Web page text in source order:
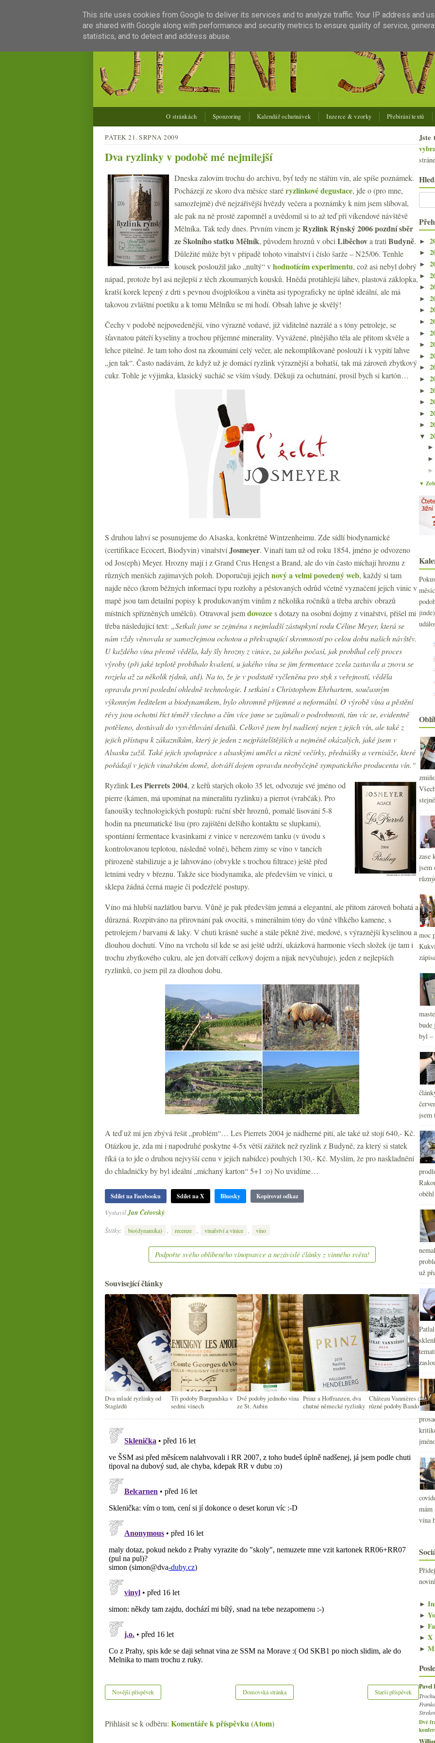
O stránkách Sponzoring Kalendář ochutnávek Inzerce & vzorky Přebírání textů
PÁTEK 21. SRPNA 2009
Dva ryzlinky v podobě mé nejmilejší
Dneska zalovím trochu do archivu, byť tedy ne stářím vín, ale spíše poznámek.
Pocházejí ze skoro dva měsíce staréryzlinkové degustace, jde o (pro mne,
samozřejmě) dvě nejzářivější hvězdy večera a poznámky k nim jsem sliboval,
ale pak na ně prostě zapomněl a uvědomil si to až teď při víkendové návštěvě
Mělníka. Tak tedy dnes. Prvním vínem jeRyzlink Rýnský 2006 pozdní sběr
ze Školního statku Mělník, původem hroznů v obci Liběchova trati Budyně.
Důležité může být v případě tohoto vinařství i číslo šarže – N25/06. Tenhle
kousek posloužil jako „nultý“ vhodnotícím experimentu, což asi nebyl dobrý
nápad, protože byl asi nejlepší z těch zkoumaných kousků. Hnědá protáhlejší láhev, plastová záklopka,
kratší korek lepený z drti s pevnou dvojploškou a viněta asi typograficky ne úplně ideální, ale má
takovou zvláštní poetiku a k tomu Mělníku se mi hodí. Obsah lahve je skvělý!
Čechy v podobě nejpovedenější, víno výrazně voňavé, již viditelně nazrálé a s tóny petroleje, se
šťavnatou páteří kyseliny a trochou příjemné minerality. Vyvážené, plnějšího těla ale přitom skvěle a
lehce pitelné. Je tam toho dost na zkoumání celý večer, ale nekomplikovaně poslouží i k vypití lahve
„jen tak“. Často nadávám, že když už je domácí ryzlink výraznější a bohatší, tak má zároveň zbytkový
cukr. Tohle je výjimka, klasický sucháč se vším všudy. Děkuji za ochutnání, prosil bych si kartón…
S druhou lahví se posunujeme do Alsaska, konkrétně Wintzenheimu. Zde sídlí biodynamické
(certifikace Ecocert, Biodyvin) vinařstvíJosmeyer. Vinaří tam už od roku 1854, jméno je odvozeno
od Jos(eph) Meyer. Hrozny mají i z Grand Crus Hengst a Brand, ale do vín často míchají hroznu z
různých menších zajímavých poloh. Doporučuji jejich nový a velmi povedený web, každý si tam
najde něco (krom běžných informací typu rozlohy a pěstovaných odrůd včetně vyznačení jejich vinic v
mapě jsou tam detailní popisy k produkovaným vínům z několika ročníků a třeba archiv obrazů
místních spřízněných umělců). Otravoval jsemdovozces dotazy na osobní dojmy z vinařství, přišel mi
třeba následující text: „Setkali jsme se zejména s nejmladší zástupkyní rodu Céline Meyer, která se
nám vždy věnovala se samozřejmou ochotou a překvapující skromností po celou dobu našich návštěv.
U každého vína přesně věděla, kdy šly hrozny z vinice, za jakého počasí, jak probíhal celý proces
výroby (při jaké teplotě probíhalo kvašení, u jakého vína se jim fermentace zcela zastavila a znovu se
rozjela až za několik týdnů, atd). Na to, že je v podstatě vyčleněna pro styk s veřejností, věděla
opravdu první poslední ohledně technologie. I setkání s Christophem Ehrhartem, současným
výkonným ředitelem a biodynamikem, bylo ohromně příjemné a neformální. O výrobě vína a pěstění
révy jsou ochotni říct téměř všechno a čím více jsme se zajímali o podrobnosti, tím víc se, evidentně
potěšeno, dostávali do vysvětlování detailů. Celkově jsem byl nadšený nejen z jejich vín, ale také z
jejich přístupu k zákazníkům, který je jeden z nejpřátelštějších a nejméně okázalých, jaké jsem v
Alsasku zažil. Také jejich spolupráce s alsaskými umělci a různé večírky, přednášky a vernisáže, které
pořádají v jejich vinařském domě, dotváří dojem opravdu neobyčejně sympatického producenta vín.“
RyzlinkLes Pierrets 2004, z keřů starých okolo 35 let, odvozuje své jméno od
pierre (kámen, má upomínat na mineralitu ryzlinku) a pierrot (vrabčák). Pro
fanoušky technologických postupů: ruční sběr hroznů, pomalé lisování 5-8
hodin na pneumatické lisu (pro zajištění delšího kontaktu se slupkami),
spontánní fermentace kvasinkami z vinice v nerezovém tanku (v úvodu s
kontrolovanou teplotou, následně volně), během zimy se víno v tancích
přirozeně stabilizuje a je lahvováno (obvykle s trochou filtrace) ještě před
letními vedry v březnu. Takže sice biodynamika, ale především ve vinici, u
sklepa žádná černá magie či podezřelé postupy.
Víno má hlubší nazlátlou barvu. Vůně je pak především jemná a elegantní, ale přitom zároveň bohatá a
důrazná. Rozpitváno na přirovnání pak ovocitá, s minerálním tóny do vůně vlhkého kamene, s
petrolejem / barvami & laky. V chuti krásně suché a stále pěkně živé, medové, s výraznější kyselinou a
dlouhou dochutí. Víno na vrcholu sil kde se asi ještě udrží, ukázková harmonie všech složek (je tam i
trochu zbytkového cukru, ale jen dotváří celkový dojem a nijak nevyčuhuje), jeden z nejlepších
ryzlinků, co jsem pil za dlouhou dobu.
A teď už mi jen zbývá řešit „problém“… Les Pierrets 2004 je nádherné pití, ale také už stojí 640,- Kč.
Otázkou je, zda mi i napodruhé poskytne 4-5x větší zážitek než ryzlink z Budyně, za který si statek
říká (a to jde o druhou nejvyšší cenu v jejich nabídce) pouhých 130,- Kč. Myslím, že pro naskladnění
do chladničky by byl ideální „míchaný karton“ 5+1 :o) No uvidíme…
Sdílet na Facebooku Sdílet na X Bluesky Kopírovat odkaz
VystavilJan Čeřovský
Štítky:
bio(dynamika) recenze vinařství a vinice víno
Podpořte svého oblíbeného vínopsavce a nezávislé články z vinného světa!
Související články
Dva mladé ryzlinky od
Stagårdů
Tři podoby Burgundska v
sedmi vínech
Dvě podoby jednoho vína
ze St. Aubin
Prinz a Hoffranzen, dva
chutné německé ryzlinky
Château Vannières a
různé podoby Bandolu
Novější příspěvek Starší příspěvek
Domovská stránka
Přihlásit se k odběru: Komentáře k příspěvku (Atom)
Jste
►
►
►
►
►
►
►
►
►
►
►
►
►
►
►
►
►
▼
►
►
▼
zase
jsem
moc
bude
byl –
jsem
už
mám
vína
►
►
►
► X
►
Pavel
Dvě
This site uses cookies from Google to deliver its services and to analyze traffic. Your IP address and
are shared with Google along with performance and security metrics to ensure quality of service,
statistics, and to detect and address abuse.